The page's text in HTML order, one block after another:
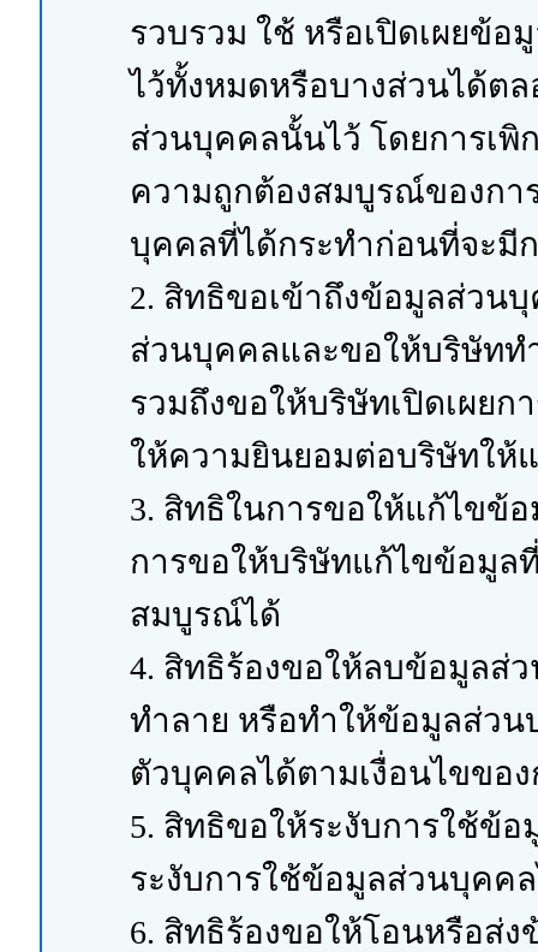
รวบรวม ใช้ หรือเปิดเผยข้
ไว้ทั้งหมดหรือบางส่วนได้ต
ส่วนบุคคลนั้นไว้ โดยการเ
ความถูกต้องสมบูรณ์ของกา
บุคคลที่ได้กระทำก่อนที่จะมี
2. สิทธิขอเข้าถึงข้อมูลส่วน
ส่วนบุคคลและขอให้บริษัทท
รวมถึงขอให้บริษัทเปิดเผย
ให้ความยินยอมต่อบริษัทให้
3. สิทธิในการขอให้แก้ไขข้
การขอให้บริษัทแก้ไขข้อมูล
สมบูรณ์ได้
4. สิทธิร้องขอให้ลบข้อมูลส่
ทำลาย หรือทำให้ข้อมูลส่ว
ตัวบุคคลได้ตามเงื่อนไขขอ
5. สิทธิขอให้ระงับการใช้ข้
ระงับการใช้ข้อมูลส่วนบุคค
6. สิทธิร้องขอให้โอนหรือส่